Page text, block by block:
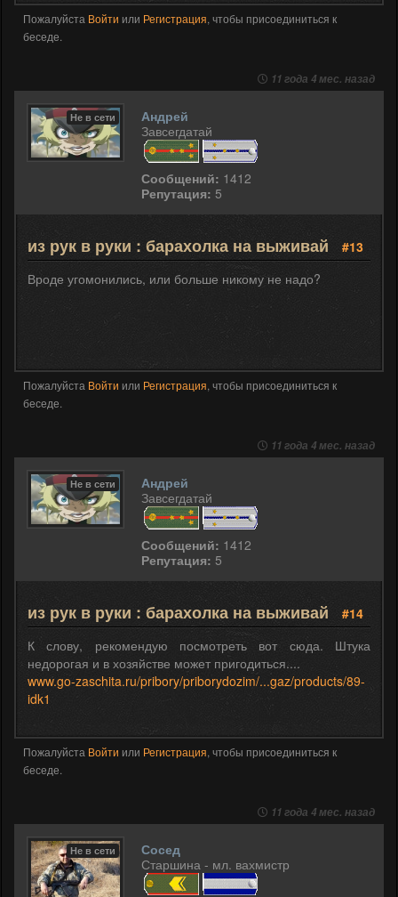
Пожалуйста Войти или Регистрация, чтобы присоединиться к
беседе.
11 года 4 мес. назад
Не в сети
Андрей
Завсегдатай
Сообщений: 1412
Репутация: 5
из рук в руки : барахолка на выживай
#13
Вроде угомонились, или больше никому не надо?
Пожалуйста Войти или Регистрация, чтобы присоединиться к
беседе.
11 года 4 мес. назад
Не в сети
Андрей
Завсегдатай
Сообщений: 1412
Репутация: 5
из рук в руки : барахолка на выживай
#14
К слову, рекомендую посмотреть вот сюда. Штука
недорогая и в хозяйстве может пригодиться....
www.go-zaschita.ru/pribory/priborydozim/...gaz/products/89-
idk1
Пожалуйста Войти или Регистрация, чтобы присоединиться к
беседе.
11 года 4 мес. назад
Не в сети
Сосед
Старшина - мл. вахмистр